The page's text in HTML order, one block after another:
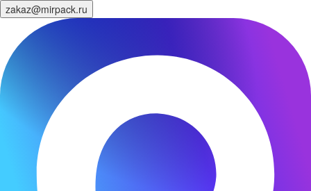
zakaz@mirpack.ru